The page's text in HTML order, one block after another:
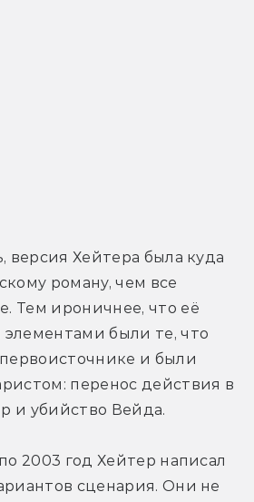
версия Хейтера была куда
роману, чем все
Тем ироничнее, что её
были те, что
и были
перенос действия в
и убийство Вейда.
2003 год Хейтер написал
сценария. Они не